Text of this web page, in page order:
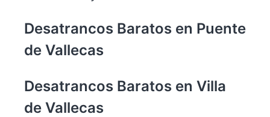
Desatrancos Baratos en Puente
de Vallecas
Desatrancos Baratos en Villa
de Vallecas